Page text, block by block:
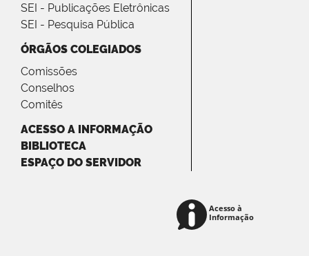
SEI - Publicações Eletrônicas
SEI - Pesquisa Pública
ÓRGÃOS COLEGIADOS
Comissões
Conselhos
Comitês
ACESSO A INFORMAÇÃO
BIBLIOTECA
ESPAÇO DO SERVIDOR